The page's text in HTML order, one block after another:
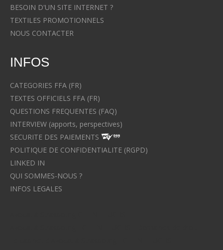
BESOIN D'UN SITE INTERNET ?
TEXTILES PROMOTIONNELS
NOUS CONTACTER
INFOS
CATEGORIES FFA (FR)
TEXTES OFFICIELS FFA (FR)
QUESTIONS FREQUENTES (FAQ)
INTERVIEW (apports, perspectives)
SECURITE DES PAIEMENTS
POLITIQUE DE CONFIDENTIALITE (RGPD)
LINKED IN
QUI SOMMES-NOUS ?
INFOS LEGALES